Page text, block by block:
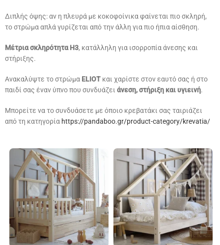
Διπλής όψης: αν η πλευρά με κοκοφοίνικα φαίνεται πιο σκληρή,
το στρώμα απλά γυρίζεται από την άλλη για πιο ήπια αίσθηση.
Μέτρια σκληρότητα H3, κατάλληλη για ισορροπία άνεσης και
στήριξης.
Ανακαλύψτε το στρώμα ELIOT και χαρίστε στον εαυτό σας ή στο
παιδί σας έναν ύπνο που συνδυάζει άνεση, στήριξη και υγιεινή.
Μπορείτε να το συνδυάσετε με όποιο κρεβατάκι σας ταιριάζει
από τη κατηγορία https://pandaboo.gr/product-category/krevatia/